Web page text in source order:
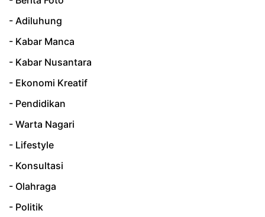
- Adiluhung
- Kabar Manca
- Kabar Nusantara
- Ekonomi Kreatif
- Pendidikan
- Warta Nagari
- Lifestyle
- Konsultasi
- Olahraga
- Politik